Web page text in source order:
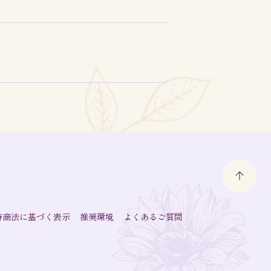
商法に基づく表示 推奨環境 よくあるご質問